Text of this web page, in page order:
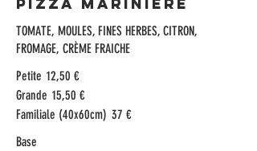
Pizza Marinière
TOMATE, MOULES, FINES HERBES, CITRON,
FROMAGE, CRÈME FRAICHE
Petite 12,50 €
Grande 15,50 €
Familiale (40x60cm) 37 €
Base